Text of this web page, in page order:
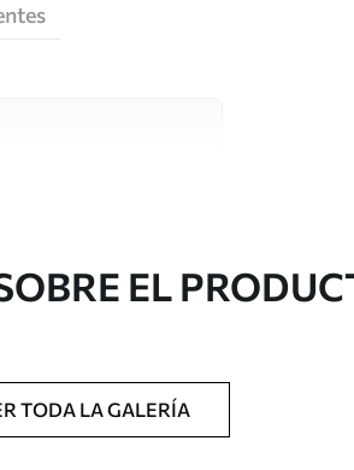
50 cm de ancho.
EL
TODA LA GALERÍA